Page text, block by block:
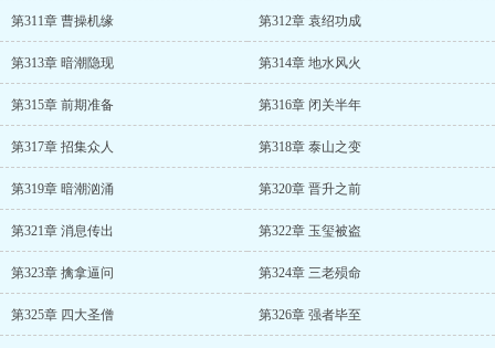
第311章 曹操机缘 第312章 袁绍功成
第313章 暗潮隐现 第314章 地水风火
第315章 前期准备 第316章 闭关半年
第317章 招集众人 第318章 泰山之变
第319章 暗潮汹涌 第320章 晋升之前
第321章 消息传出 第322章 玉玺被盗
第323章 擒拿逼问 第324章 三老殒命
第325章 四大圣僧 第326章 强者毕至